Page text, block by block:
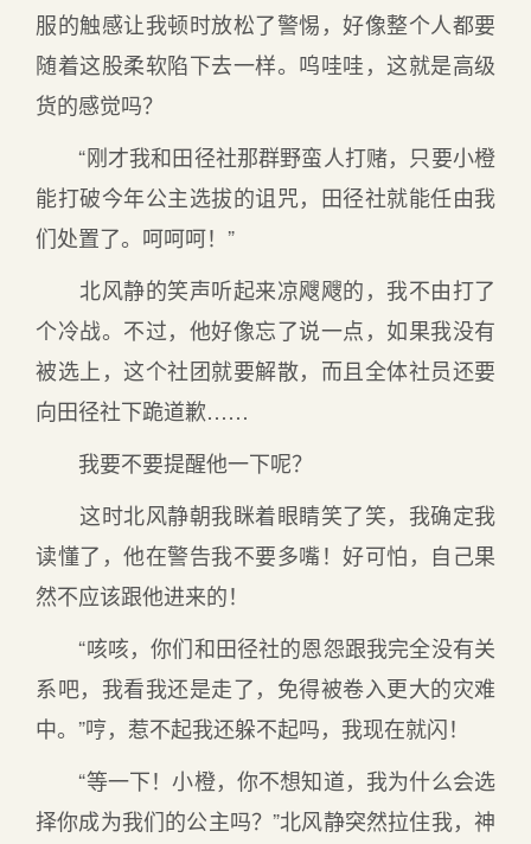
服的触感让我顿时放松了警惕，好像整个人都要
随着这股柔软陷下去一样。呜哇哇，这就是高级
货的感觉吗？
“刚才我和田径社那群野蛮人打赌，只要小橙
能打破今年公主选拔的诅咒，田径社就能任由我
们处置了。呵呵呵！”
北风静的笑声听起来凉飕飕的，我不由打了
个冷战。不过，他好像忘了说一点，如果我没有
被选上，这个社团就要解散，而且全体社员还要
向田径社下跪道歉……
我要不要提醒他一下呢？
这时北风静朝我眯着眼睛笑了笑，我确定我
读懂了，他在警告我不要多嘴！好可怕，自己果
然不应该跟他进来的！
“咳咳，你们和田径社的恩怨跟我完全没有关
系吧，我看我还是走了，免得被卷入更大的灾难
中。”哼，惹不起我还躲不起吗，我现在就闪！
“等一下！小橙，你不想知道，我为什么会选
择你成为我们的公主吗？”北风静突然拉住我，神